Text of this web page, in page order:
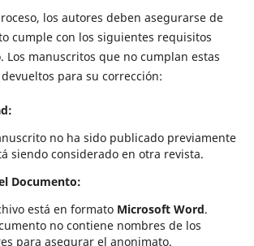
los autores deben asegurarse de
cumple con los siguientes requisitos
Los manuscritos que no cumplan estas
para su corrección:
no ha sido publicado previamente
siendo considerado en otra revista.
Documento:
está en formato Microsoft Word.
no contiene nombres de los
para asegurar el anonimato.